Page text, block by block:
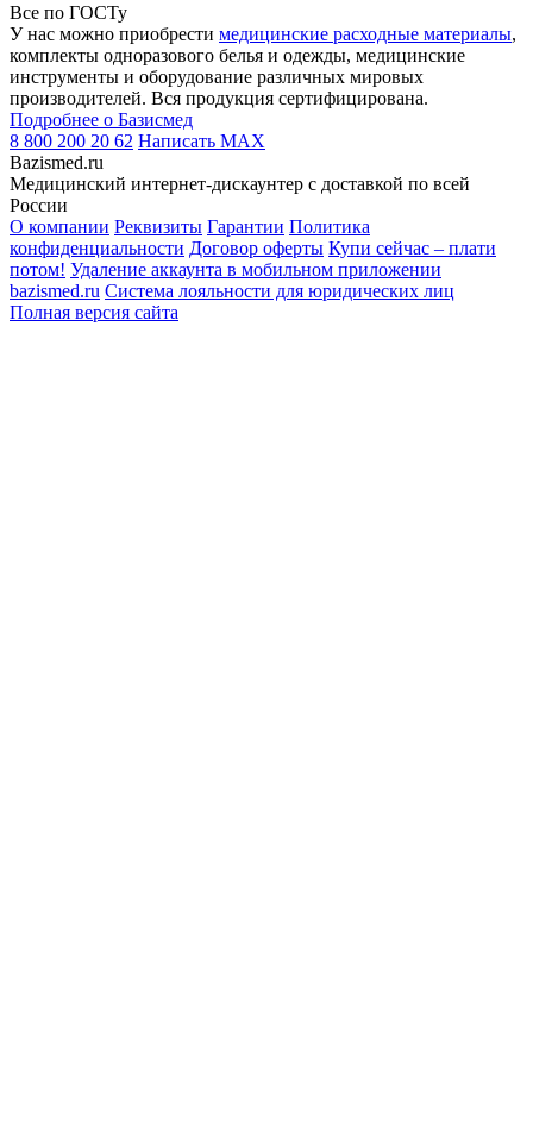
Все по ГОСТу
У нас можно приобрести медицинские расходные материалы,
комплекты одноразового белья и одежды, медицинские
инструменты и оборудование различных мировых
производителей. Вся продукция сертифицирована.
Подробнее о Базисмед
8 800 200 20 62 Написать MAX
Bazismed.ru
Медицинский интернет-дискаунтер с доставкой по всей
России
О компании Реквизиты Гарантии Политика
конфиденциальности Договор оферты Купи сейчас – плати
потом! Удаление аккаунта в мобильном приложении
bazismed.ru Система лояльности для юридических лиц
Полная версия сайта